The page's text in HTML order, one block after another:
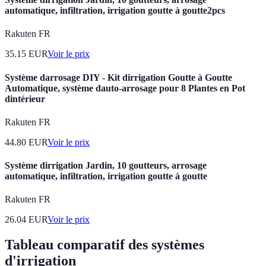
automatique, infiltration, irrigation goutte à goutte2pcs
Rakuten FR
35.15 EURVoir le prix
Système darrosage DIY - Kit dirrigation Goutte à Goutte
Automatique, système dauto-arrosage pour 8 Plantes en Pot
dintérieur
Rakuten FR
44.80 EURVoir le prix
Système dirrigation Jardin, 10 goutteurs, arrosage
automatique, infiltration, irrigation goutte à goutte
Rakuten FR
26.04 EURVoir le prix
Tableau comparatif des systèmes
d'irrigation